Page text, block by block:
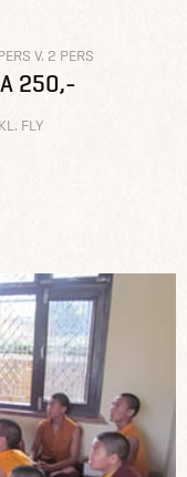
V. 2 PERS
250,-
FLY